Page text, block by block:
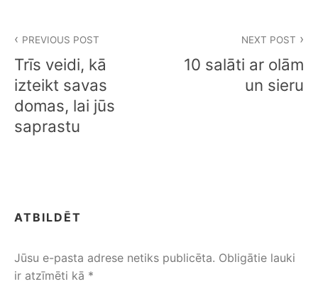
i
ņ
u
i
ē
n
PREVIOUS POST
Trīs veidi, kā
izteikt savas
domas, lai jūs
saprastu
NEXT POST
10 salāti ar olām
un sieru
ATBILDĒT
Jūsu e-pasta adrese netiks publicēta. Obligātie lauki
ir atzīmēti kā *